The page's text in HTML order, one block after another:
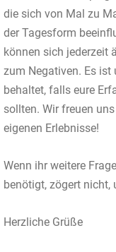
die sich von Mal zu
der Tagesform
können sich jederzeit
zum Negativen. Es
behaltet, falls eure
sollten. Wir freuen
eigenen Erlebnisse!
Wenn ihr weitere
benötigt, zögert nicht,
Herzliche Grüße